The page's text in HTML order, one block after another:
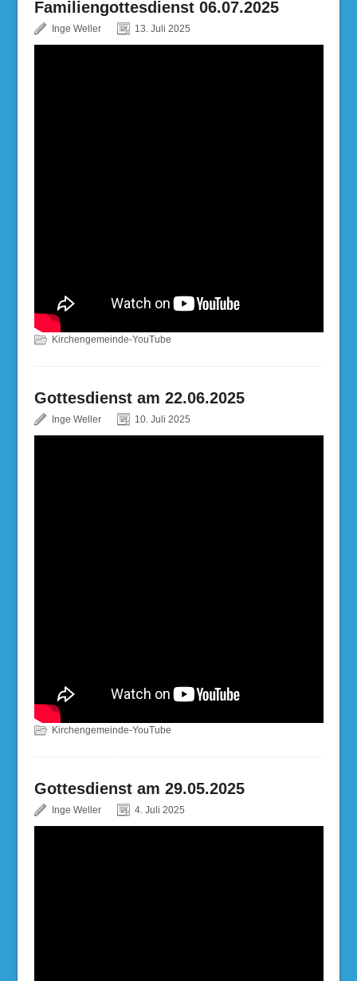
Familiengottesdienst 06.07.2025
Inge Weller 13. Juli 2025
Kirchengemeinde-YouTube
Gottesdienst am 22.06.2025
Inge Weller 10. Juli 2025
Kirchengemeinde-YouTube
Gottesdienst am 29.05.2025
Inge Weller 4. Juli 2025